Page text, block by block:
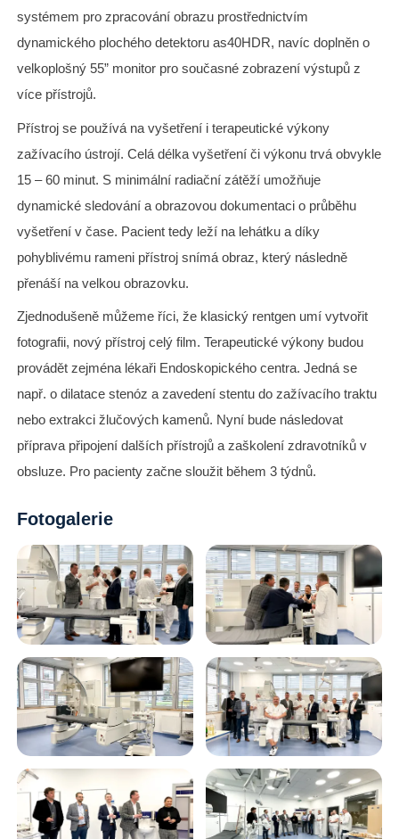
systémem pro zpracování obrazu prostřednictvím
dynamického plochého detektoru as40HDR, navíc doplněn o
velkoplošný 55” monitor pro současné zobrazení výstupů z
více přístrojů.
Přístroj se používá na vyšetření i terapeutické výkony
zažívacího ústrojí. Celá délka vyšetření či výkonu trvá obvykle
15 – 60 minut. S minimální radiační zátěží umožňuje
dynamické sledování a obrazovou dokumentaci o průběhu
vyšetření v čase. Pacient tedy leží na lehátku a díky
pohyblivému rameni přístroj snímá obraz, který následně
přenáší na velkou obrazovku.
Zjednodušeně můžeme říci, že klasický rentgen umí vytvořit
fotografii, nový přístroj celý film. Terapeutické výkony budou
provádět zejména lékaři Endoskopického centra. Jedná se
např. o dilatace stenóz a zavedení stentu do zažívacího traktu
nebo extrakci žlučových kamenů. Nyní bude následovat
příprava připojení dalších přístrojů a zaškolení zdravotníků v
obsluze. Pro pacienty začne sloužit během 3 týdnů.
Fotogalerie